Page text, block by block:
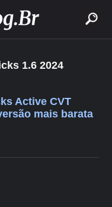
1.6 2024
Active CVT
mais barata